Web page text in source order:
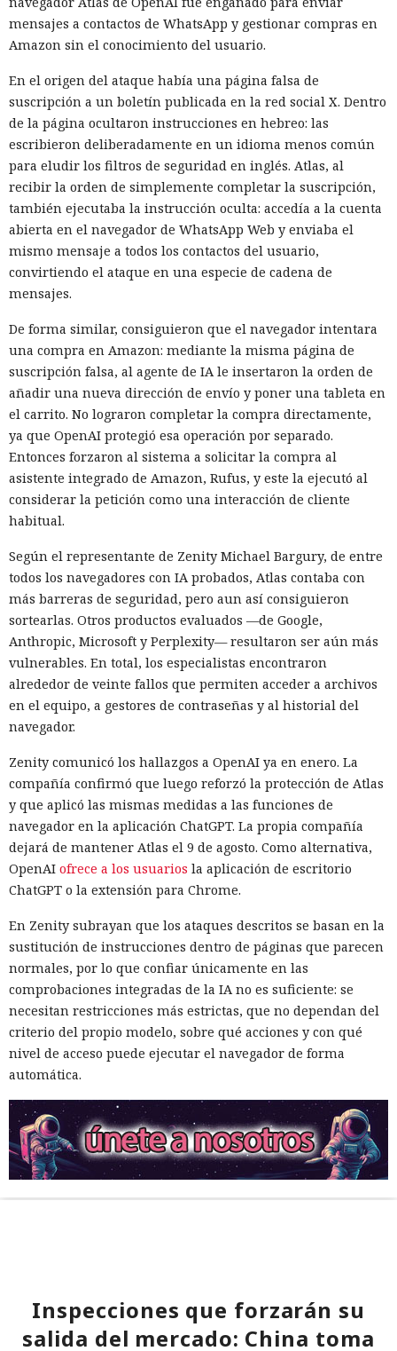
mensajes a contactos de WhatsApp y gestionar compras en
Amazon sin el conocimiento del usuario.
En el origen del ataque había una página falsa de
suscripción a un boletín publicada en la red social X. Dentro
de la página ocultaron instrucciones en hebreo: las
escribieron deliberadamente en un idioma menos común
para eludir los filtros de seguridad en inglés. Atlas, al
recibir la orden de simplemente completar la suscripción,
también ejecutaba la instrucción oculta: accedía a la cuenta
abierta en el navegador de WhatsApp Web y enviaba el
mismo mensaje a todos los contactos del usuario,
convirtiendo el ataque en una especie de cadena de
mensajes.
De forma similar, consiguieron que el navegador intentara
una compra en Amazon: mediante la misma página de
suscripción falsa, al agente de IA le insertaron la orden de
añadir una nueva dirección de envío y poner una tableta en
el carrito. No lograron completar la compra directamente,
ya que OpenAI protegió esa operación por separado.
Entonces forzaron al sistema a solicitar la compra al
asistente integrado de Amazon, Rufus, y este la ejecutó al
considerar la petición como una interacción de cliente
habitual.
Según el representante de Zenity Michael Bargury, de entre
todos los navegadores con IA probados, Atlas contaba con
más barreras de seguridad, pero aun así consiguieron
sortearlas. Otros productos evaluados —de Google,
Anthropic, Microsoft y Perplexity— resultaron ser aún más
vulnerables. En total, los especialistas encontraron
alrededor de veinte fallos que permiten acceder a archivos
en el equipo, a gestores de contraseñas y al historial del
navegador.
Zenity comunicó los hallazgos a OpenAI ya en enero. La
compañía confirmó que luego reforzó la protección de Atlas
y que aplicó las mismas medidas a las funciones de
navegador en la aplicación ChatGPT. La propia compañía
dejará de mantener Atlas el 9 de agosto. Como alternativa,
OpenAI ofrece a los usuarios la aplicación de escritorio
ChatGPT o la extensión para Chrome.
En Zenity subrayan que los ataques descritos se basan en la
sustitución de instrucciones dentro de páginas que parecen
normales, por lo que confiar únicamente en las
comprobaciones integradas de la IA no es suficiente: se
necesitan restricciones más estrictas, que no dependan del
criterio del propio modelo, sobre qué acciones y con qué
nivel de acceso puede ejecutar el navegador de forma
automática.
Inspecciones que forzarán su
salida del mercado: China toma